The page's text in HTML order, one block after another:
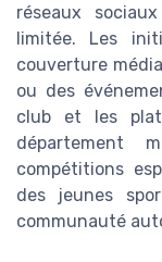
réseaux
limitée. Les
couverture
ou des
club et les
département
compétitions
des jeunes
communauté